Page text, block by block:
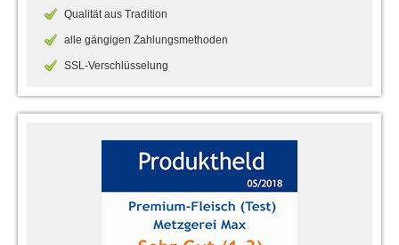
Qualität aus Tradition
alle gängigen Zahlungsmethoden
SSL-Verschlüsselung